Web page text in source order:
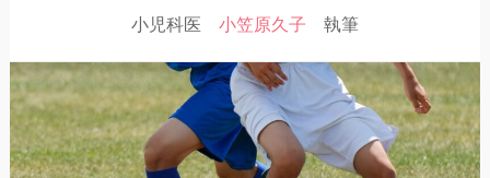
小児科医 小笠原久子 執筆